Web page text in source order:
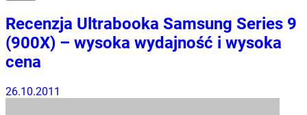
Recenzja Ultrabooka Samsung Series 9
(900X) – wysoka wydajność i wysoka
cena
26.10.2011